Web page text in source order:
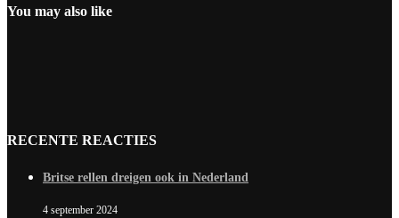
You may also like
RECENTE REACTIES
Britse rellen dreigen ook in Nederland
4 september 2024